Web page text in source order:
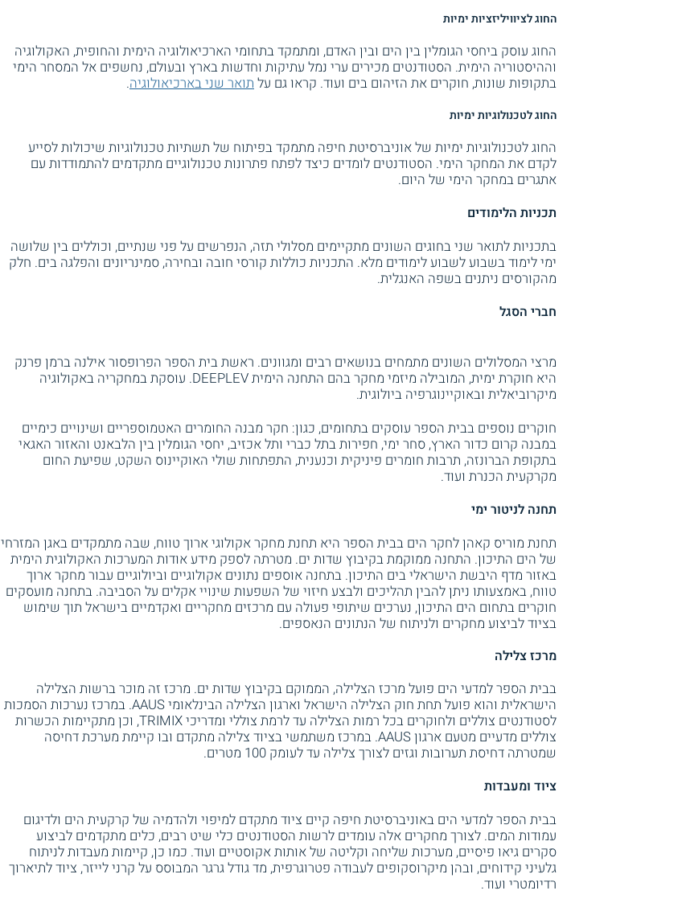
החוג לציוויליזציות ימיות
החוג עוסק ביחסי הגומלין בין הים ובין האדם, ומתמקד בתחומי הארכיאולוגיה הימית והחופית, האקולוגיה
וההיסטוריה הימית. הסטודנטים מכירים ערי נמל עתיקות וחדשות בארץ ובעולם, נחשפים אל המסחר הימי
בתקופות שונות, חוקרים את הזיהום בים ועוד. קראו גם עלתואר שני בארכיאולוגיה.
החוג לטכנולוגיות ימיות
החוג לטכנולוגיות ימיות של אוניברסיטת חיפה מתמקד בפיתוח של תשתיות טכנולוגיות שיכולות לסייע
לקדם את המחקר הימי. הסטודנטים לומדים כיצד לפתח פתרונות טכנולוגיים מתקדמים להתמודדות עם
אתגרים במחקר הימי של היום.
תכניות הלימודים
בתכניות לתואר שני בחוגים השונים מתקיימים מסלולי תזה, הנפרשים על פני שנתיים, וכוללים בין שלושה
ימי לימוד בשבוע לשבוע לימודים מלא. התכניות כוללות קורסי חובה ובחירה, סמינריונים והפלגה בים. חלק
מהקורסים ניתנים בשפה האנגלית.
חברי הסגל
מרצי המסלולים השונים מתמחים בנושאים רבים ומגוונים. ראשת בית הספר הפרופסור אילנה ברמן פרנק
היא חוקרת ימית, המובילה מיזמי מחקר בהם התחנה הימית DEEPLEV. עוסקת במחקריה באקולוגיה
מיקרוביאלית ובאוקיינוגרפיה ביולוגית.
חוקרים נוספים בבית הספר עוסקים בתחומים, כגון: חקר מבנה החומרים האטמוספריים ושינויים כימיים
במבנה קרום כדור הארץ, סחר ימי, חפירות בתל כברי ותל אכזיב, יחסי הגומלין בין הלבאנט והאזור האגאי
בתקופת הברונזה, תרבות חומרים פיניקית וכנענית, התפתחות שולי האוקיינוס השקט, שפיעת החום
מקרקעית הכנרת ועוד.
תחנה לניטור ימי
תחנת מוריס קאהן לחקר הים בבית הספר היא תחנת מחקר אקולוגי ארוך טווח, שבה מתמקדים באגן המזרחי
של הים התיכון. התחנה ממוקמת בקיבוץ שדות ים. מטרתה לספק מידע אודות המערכות האקולוגית הימית
באזור מדף היבשת הישראלי בים התיכון. בתחנה אוספים נתונים אקולוגיים וביולוגיים עבור מחקר ארוך
טווח, באמצעותו ניתן להבין תהליכים ולבצע חיזוי של השפעות שינויי אקלים על הסביבה. בתחנה מועסקים
חוקרים בתחום הים התיכון, נערכים שיתופי פעולה עם מרכזים מחקריים ואקדמיים בישראל תוך שימוש
בציוד לביצוע מחקרים ולניתוח של הנתונים הנאספים.
מרכז צלילה
בבית הספר למדעי הים פועל מרכז הצלילה, הממוקם בקיבוץ שדות ים. מרכז זה מוכר ברשות הצלילה
הישראלית והוא פועל תחת חוק הצלילה הישראל וארגון הצלילה הבינלאומי AAUS. במרכז נערכות הסמכות
לסטודנטים צוללים ולחוקרים בכל רמות הצלילה עד לרמת צוללי ומדריכי TRIMIX, וכן מתקיימות הכשרות
צוללים מדעיים מטעם ארגון AAUS. במרכז משתמשי בציוד צלילה מתקדם ובו קיימת מערכת דחיסה
שמטרתה דחיסת תערובות וגזים לצורך צלילה עד לעומק 100 מטרים.
ציוד ומעבדות
בבית הספר למדעי הים באוניברסיטת חיפה קיים ציוד מתקדם למיפוי ולהדמיה של קרקעית הים ולדיגום
עמודות המים. לצורך מחקרים אלה עומדים לרשות הסטודנטים כלי שיט רבים, כלים מתקדמים לביצוע
סקרים גיאו פיסיים, מערכות שליחה וקליטה של אותות אקוסטיים ועוד. כמו כן, קיימות מעבדות לניתוח
גלעיני קידוחים, ובהן מיקרוסקופים לעבודה פטרוגרפית, מד גודל גרגר המבוסס על קרני לייזר, ציוד לתיארוך
רדיומטרי ועוד.